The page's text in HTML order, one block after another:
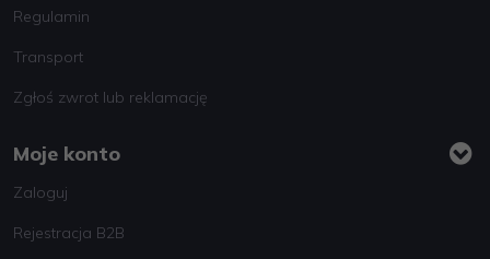
Regulamin
Transport
Zgłoś zwrot lub reklamację
Moje konto
Zaloguj
Rejestracja B2B